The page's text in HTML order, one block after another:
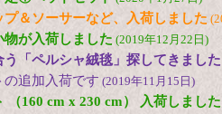
プ＆ソーサーなど、入荷しました
物が入荷しました (2019年12月22日)
う「ペルシャ絨毯」探してきまし
の追加入荷です (2019年11月15日)
（160 cm x 230 cm） 入荷しました